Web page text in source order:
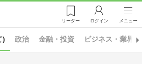
リーダー ログイン メニュー
) 政治 金融・投資 ビジネス・業界